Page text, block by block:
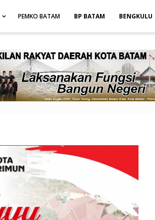
PEMKO BATAM BP BATAM BENGKULU